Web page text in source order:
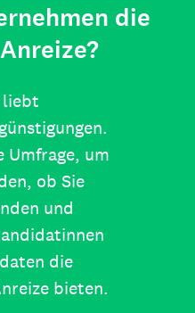
die
Umfrage, um
ob Sie
und
die
bieten.